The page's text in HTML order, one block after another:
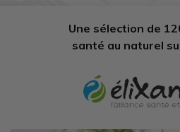
Une sélection de
santé au naturel